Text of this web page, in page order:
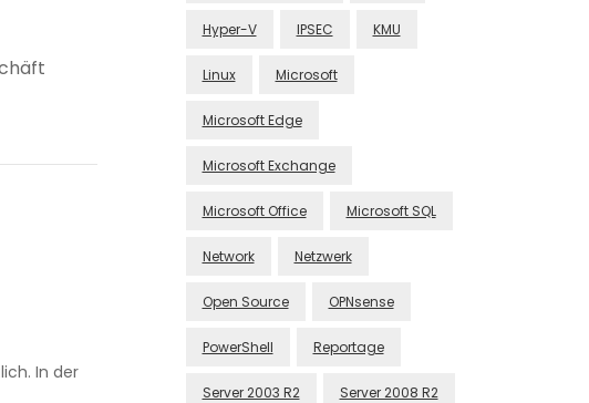
In der
Hyper-V IPSEC KMU
Linux Microsoft
Microsoft Edge
Microsoft Exchange
Microsoft Office Microsoft SQL
Network Netzwerk
Open Source OPNsense
PowerShell Reportage
Server 2003 R2 Server 2008 R2